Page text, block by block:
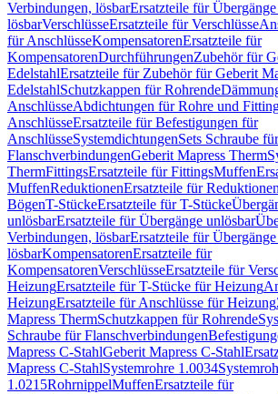
Verbindungen, lösbarErsatzteile für
lösbarVerschlüsseErsatzteile für Verschlüsse
für AnschlüsseKompensatorenErsatzteile für
KompensatorenDurchführungenZubehör für
EdelstahlErsatzteile für Zubehör für Geberit
EdelstahlSchutzkappen für Rohrende
AnschlüsseAbdichtungen für Rohre und
AnschlüsseErsatzteile für Befestigungen für
AnschlüsseSystemdichtungenSets Schraube für
FlanschverbindungenGeberit Mapress Therm
ThermFittingsErsatzteile für FittingsMuffen
MuffenReduktionenErsatzteile für Reduktionen
BögenT-StückeErsatzteile für T-Stücke
unlösbarErsatzteile für Übergänge unlösbar
Verbindungen, lösbarErsatzteile für
lösbarKompensatorenErsatzteile für
KompensatorenVerschlüsseErsatzteile für
HeizungErsatzteile für T-Stücke für Heizung
HeizungErsatzteile für Anschlüsse für Heizung
Mapress ThermSchutzkappen für Rohrende
Schraube für Flanschverbindungen
Mapress C-StahlGeberit Mapress C-Stahl
Mapress C-StahlSystemrohre 1.0034
1.0215RohrnippelMuffenErsatzteile für